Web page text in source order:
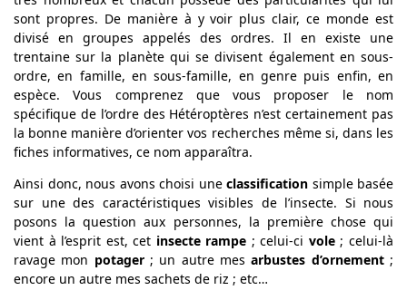
sont propres. De manière à y voir plus clair, ce monde est
divisé en groupes appelés des ordres. Il en existe une
trentaine sur la planète qui se divisent également en sous-
ordre, en famille, en sous-famille, en genre puis enfin, en
espèce. Vous comprenez que vous proposer le nom
spécifique de l’ordre des Hétéroptères n’est certainement pas
la bonne manière d’orienter vos recherches même si, dans les
fiches informatives, ce nom apparaîtra.
Ainsi donc, nous avons choisi une classification simple basée
sur une des caractéristiques visibles de l’insecte. Si nous
posons la question aux personnes, la première chose qui
vient à l’esprit est, cet insecte rampe ; celui-ci vole; celui-là
ravage mon potager; un autre mesarbustes d’ornement;
encore un autre mes sachets de riz ; etc…